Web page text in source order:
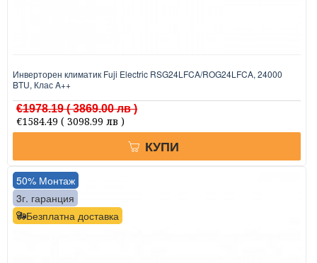
Инверторен климатик Fuji Electric RSG24LFCA/ROG24LFCA, 24000
BTU, Клас A++
€1978.19( 3869.00 лв )
€1584.49 ( 3098.99 лв )
КУПИ
Безплатна доставка
50% Монтаж
3г. гаранция